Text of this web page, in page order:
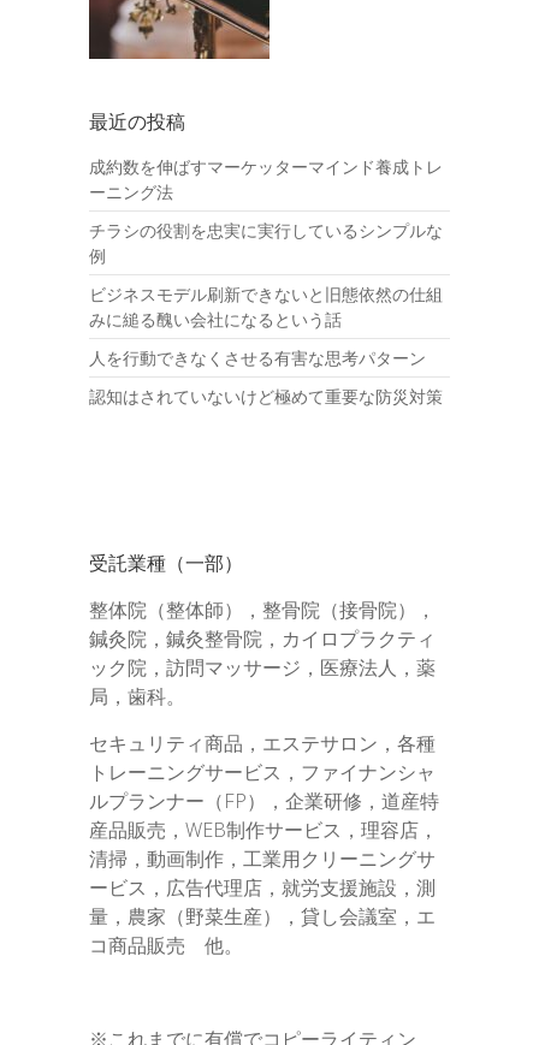
最近の投稿
成約数を伸ばすマーケッターマインド養成トレ
ーニング法
チラシの役割を忠実に実行しているシンプルな
例
ビジネスモデル刷新できないと旧態依然の仕組
みに縋る醜い会社になるという話
人を行動できなくさせる有害な思考パターン
認知はされていないけど極めて重要な防災対策
受託業種（一部）
整体院（整体師），整骨院（接骨院），
鍼灸院，鍼灸整骨院，カイロプラクティ
ック院，訪問マッサージ，医療法人，薬
局，歯科。
セキュリティ商品，エステサロン，各種
トレーニングサービス，ファイナンシャ
ルプランナー（FP），企業研修，道産特
産品販売，WEB制作サービス，理容店，
清掃，動画制作，工業用クリーニングサ
ービス，広告代理店，就労支援施設，測
量，農家（野菜生産），貸し会議室，エ
コ商品販売 他。
※これまでに有償でコピーライティン